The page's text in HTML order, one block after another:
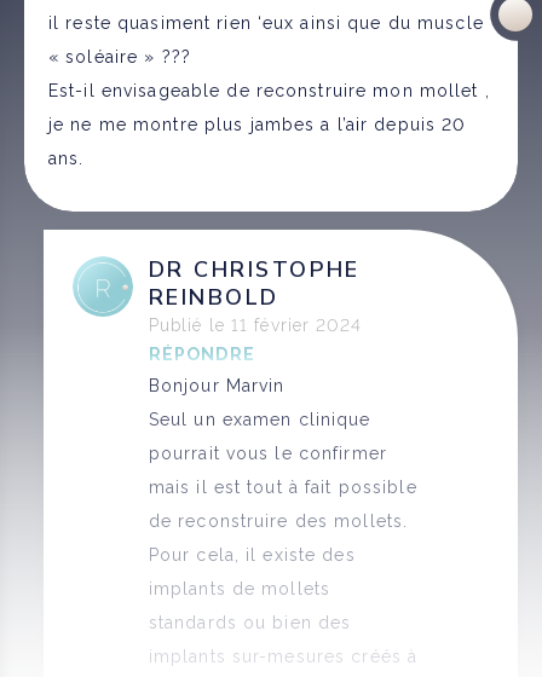
il reste quasiment rien ‘eux ainsi que du muscle
« soléaire » ???
Est-il envisageable de reconstruire mon mollet ,
je ne me montre plus jambes a l’air depuis 20
ans.
DR CHRISTOPHE
REINBOLD
Publié le 11 février 2024
RÉPONDRE
Bonjour Marvin
Seul un examen clinique
pourrait vous le confirmer
mais il est tout à fait possible
de reconstruire des mollets.
Pour cela, il existe des
implants de mollets
standards ou bien des
implants sur-mesures créés à